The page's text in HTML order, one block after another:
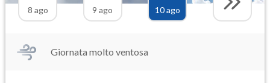
8 ago
9 ago
10 ago
Giornata molto ventosa